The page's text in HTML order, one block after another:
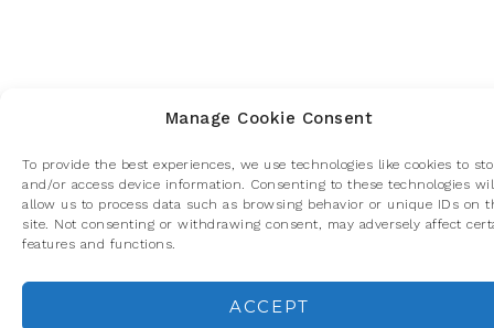
Manage Cookie Consent
To provide the best experiences, we use technologies like cookies to
and/or access device information. Consenting to these technologies
allow us to process data such as browsing behavior or unique IDs on
site. Not consenting or withdrawing consent, may adversely affect
features and functions.
ACCEPT